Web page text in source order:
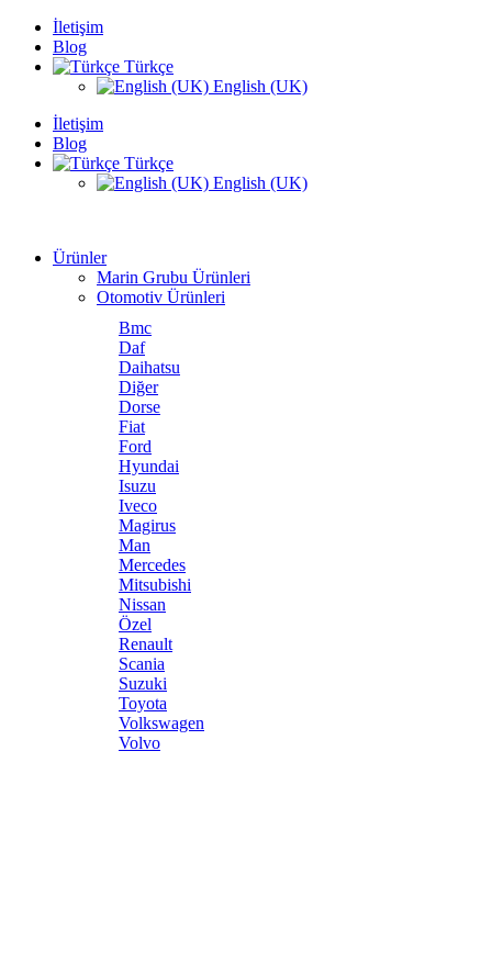
İletişim
Blog
Türkçe
English (UK)
İletişim
Blog
Türkçe
English (UK)
Ürünler
Marin Grubu Ürünleri
Otomotiv Ürünleri
Bmc
Daf
Daihatsu
Diğer
Dorse
Fiat
Ford
Hyundai
Isuzu
Iveco
Magirus
Man
Mercedes
Mitsubishi
Nissan
Özel
Renault
Scania
Suzuki
Toyota
Volkswagen
Volvo